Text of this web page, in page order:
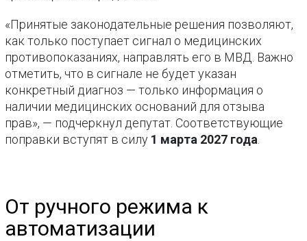
«Принятые законодательные решения позволяют,
как только поступает сигнал о медицинских
противопоказаниях, направлять его в МВД. Важно
отметить, что в сигнале не будет указан
конкретный диагноз — только информация о
наличии медицинских оснований для отзыва
прав», — подчеркнул депутат. Соответствующие
поправки вступят в силу 1 марта 2027 года
От ручного режима к
автоматизации